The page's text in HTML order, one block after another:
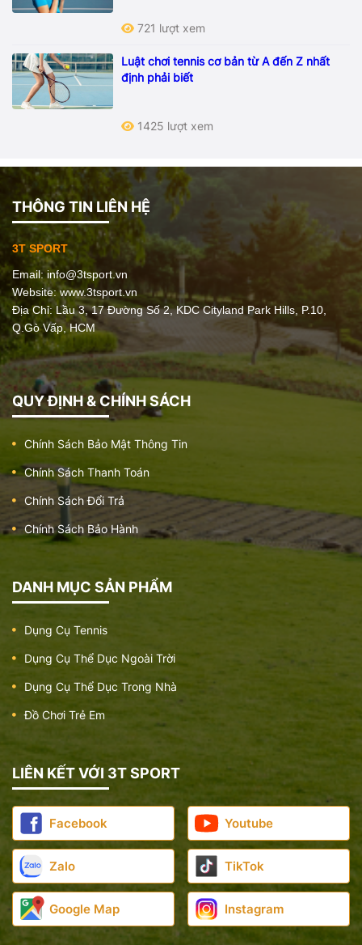
721 lượt xem
Luật chơi tennis cơ bản từ A đến Z nhất
định phải biết
1425 lượt xem
THÔNG TIN LIÊN HỆ
3T SPORT
Email:info@3tsport.vn
Website: www.3tsport.vn
Địa Chỉ: Lầu 3, 17 Đường Số 2, KDC Cityland Park Hills, P.10,
Q.Gò Vấp, HCM
QUY ĐỊNH & CHÍNH SÁCH
Chính Sách Bảo Mật Thông Tin
Chính Sách Thanh Toán
Chính Sách Đổi Trả
Chính Sách Bảo Hành
DANH MỤC SẢN PHẨM
Dụng Cụ Tennis
Dụng Cụ Thể Dục Ngoài Trời
Dụng Cụ Thể Dục Trong Nhà
Đồ Chơi Trẻ Em
LIÊN KẾT VỚI 3T SPORT
Facebook Youtube
Zalo TikTok
Google Map Instagram